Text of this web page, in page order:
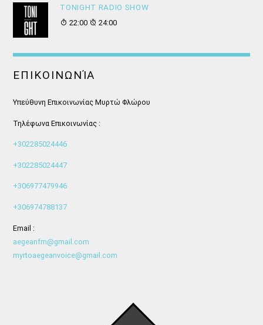
ΤONIGHT RADIO SHOW
22:00
24:00
ΕΠΙΚΟΙΝΩΝΊΑ
Υπεύθυνη Επικοινωνίας Μυρτώ Φλώρου
Τηλέφωνα Επικοινωνίας :
+302285024446
+302285024447
+306977479946
+306974788137
Email :
aegeanfm@gmail.com
myrtoaegeanvoice@gmail.com